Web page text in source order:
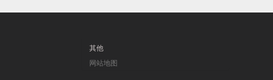
其他
网站地图